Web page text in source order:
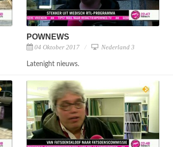
POWNEWS
04 Oktober 2017 Nederland 3
Latenight nieuws.